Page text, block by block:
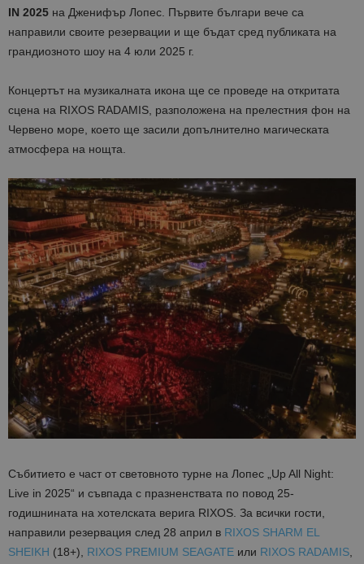
IN 2025 на Дженифър Лопес. Първите българи вече са
направили своите резервации и ще бъдат сред публиката на
грандиозното шоу на 4 юли 2025 г.
Концертът на музикалната икона ще се проведе на откритата
сцена на RIXOS RADAMIS, разположена на прелестния фон на
Червено море, което ще засили допълнително магическата
атмосфера на нощта.
Събитието е част от световното турне на Лопес „Up All Night:
Live in 2025“ и съвпада с празненствата по повод 25-
годишнината на хотелската верига RIXOS. За всички гости,
направили резервация след 28 април в RIXOS SHARM EL
SHEIKH (18+), RIXOS PREMIUM SEAGATE или RIXOS RADAMIS,